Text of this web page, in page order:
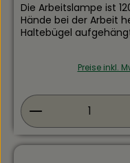
Die Arbeitslampe ist
Hände bei der Arbeit
Haltebügel
halten. Die Lampe ist
Dieser ist innerhalb
aufgeladen. Die
und zusätzlich einen
Lumen
10 Stunden Akku:;
Preise inkl.
Produkt Anzahl: